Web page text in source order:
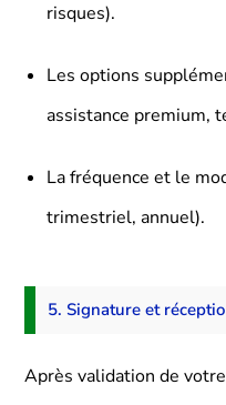
risques).
Les options
assistance premium,
La fréquence et le
trimestriel, annuel).
5. Signature et
Après validation de